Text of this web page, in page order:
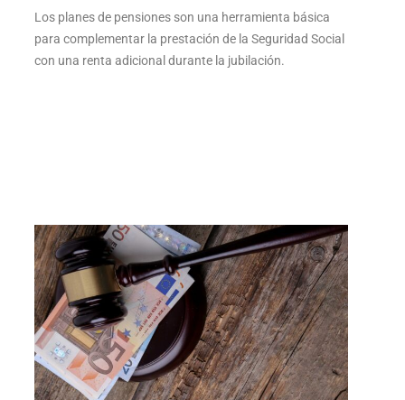
Los planes de pensiones son una herramienta básica
para complementar la prestación de la Seguridad Social
con una renta adicional durante la jubilación.